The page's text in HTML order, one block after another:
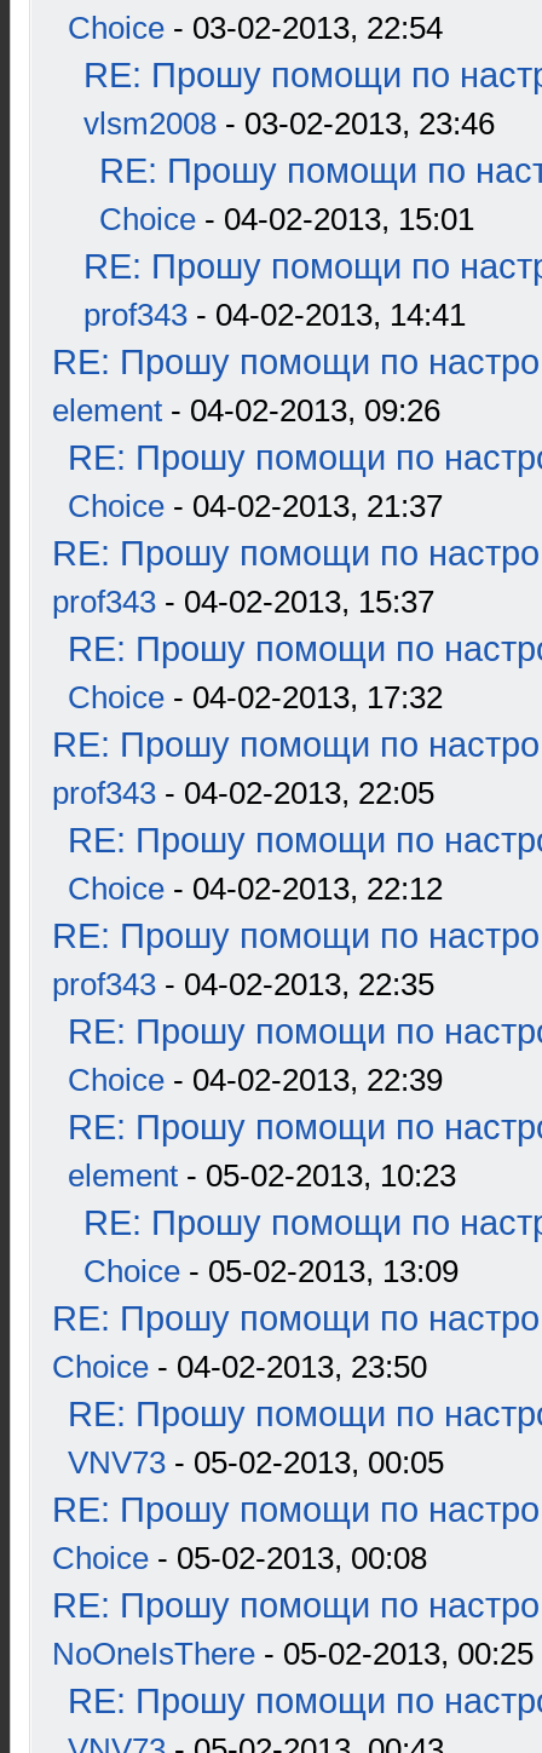
Choice - 03-02-2013, 22:54
RE: Прошу помощи по
vlsm2008 - 03-02-2013, 23:46
RE: Прошу помощи по
Choice - 04-02-2013, 15:01
RE: Прошу помощи по
prof343 - 04-02-2013, 14:41
RE: Прошу помощи по
element - 04-02-2013, 09:26
RE: Прошу помощи по
Choice - 04-02-2013, 21:37
RE: Прошу помощи по
prof343 - 04-02-2013, 15:37
RE: Прошу помощи по
Choice - 04-02-2013, 17:32
RE: Прошу помощи по
prof343 - 04-02-2013, 22:05
RE: Прошу помощи по
Choice - 04-02-2013, 22:12
RE: Прошу помощи по
prof343 - 04-02-2013, 22:35
RE: Прошу помощи по
Choice - 04-02-2013, 22:39
RE: Прошу помощи по
element - 05-02-2013, 10:23
RE: Прошу помощи по
Choice - 05-02-2013, 13:09
RE: Прошу помощи по
Choice - 04-02-2013, 23:50
RE: Прошу помощи по
VNV73 - 05-02-2013, 00:05
RE: Прошу помощи по
Choice - 05-02-2013, 00:08
RE: Прошу помощи по
NoOneIsThere - 05-02-2013, 00:25
RE: Прошу помощи по